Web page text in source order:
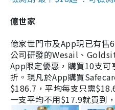
億世家
億家世門市及App現已有售
公司研發的Wesail、
App限定優惠，購買10支可
折。現凡於App購買
$186.7，平均每支只需
一支平均不用$17.9就買到